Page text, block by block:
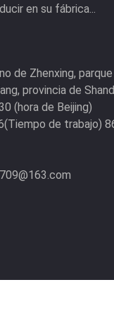
en su fábrica...
de Zhenxing,
provincia de
(hora de Beijing)
de trabajo)